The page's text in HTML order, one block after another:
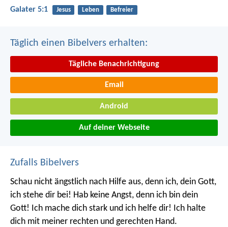
Galater 5:1 Jesus Leben Befreier
Täglich einen Bibelvers erhalten:
Tägliche Benachrichtigung
Email
Android
Auf deiner Webseite
Zufalls Bibelvers
Schau nicht ängstlich nach Hilfe aus, denn ich, dein Gott,
ich stehe dir bei! Hab keine Angst, denn ich bin dein
Gott! Ich mache dich stark und ich helfe dir! Ich halte
dich mit meiner rechten und gerechten Hand.